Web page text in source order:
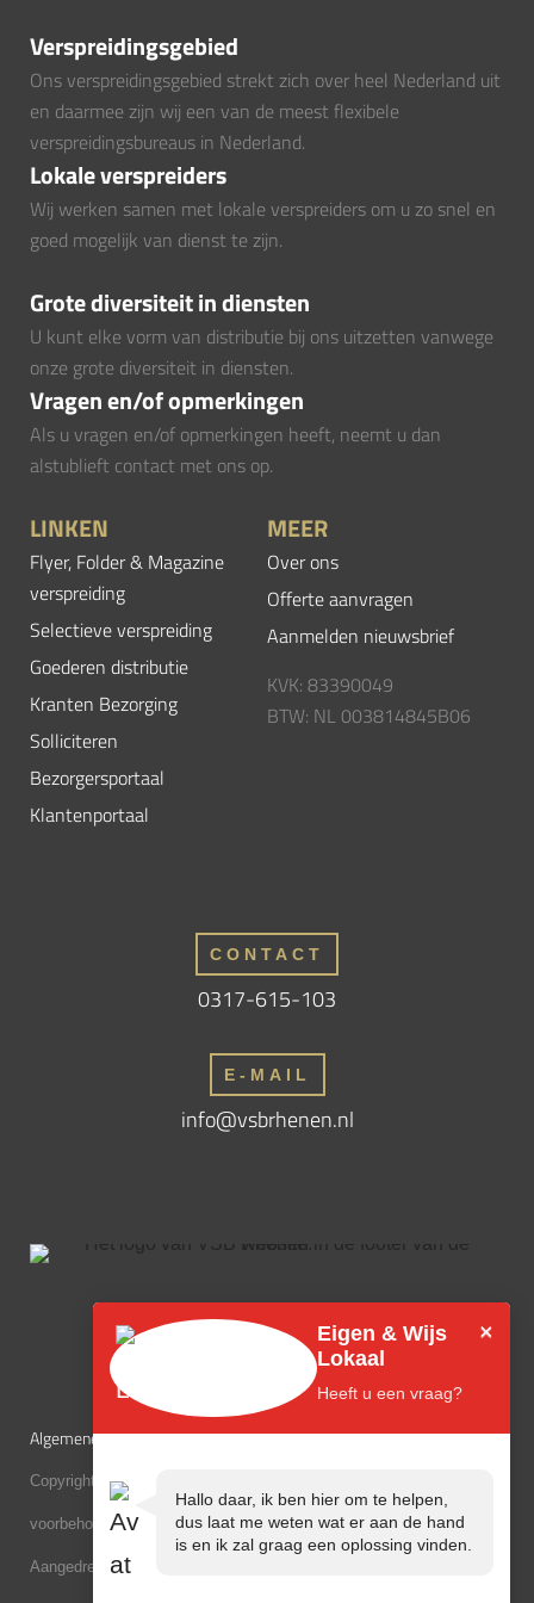
Verspreidingsgebied
Ons verspreidingsgebied strekt zich over heel Nederland uit
en daarmee zijn wij een van de meest flexibele
verspreidingsbureaus in Nederland.
Lokale verspreiders
Wij werken samen met lokale verspreiders om u zo snel en
goed mogelijk van dienst te zijn.
Grote diversiteit in diensten
U kunt elke vorm van distributie bij ons uitzetten vanwege
onze grote diversiteit in diensten.
Vragen en/of opmerkingen
Als u vragen en/of opmerkingen heeft, neemt u dan
alstublieft contact met ons op.
LINKEN
Flyer, Folder & Magazine
verspreiding
Selectieve verspreiding
Goederen distributie
Kranten Bezorging
Solliciteren
Bezorgersportaal
Klantenportaal
MEER
Over ons
Offerte aanvragen
Aanmelden nieuwsbrief
KVK: 83390049
BTW: NL 003814845B06
CONTACT
0317-615-103
E-MAIL
info@vsbrhenen.nl
Algemene Voorwaarden|Privacybeleid|Cookiebeleid|Disclaimer
Copyright © 2026 Verspreidingsburo Rhenen. Alle rechten
voorbehouden.
Aangedreven door
Eigen & Wijs
Lokaal
Heeft u een vraag?
×
Hallo daar, ik ben hier om te helpen,
dus laat me weten wat er aan de hand
is en ik zal graag een oplossing vinden.